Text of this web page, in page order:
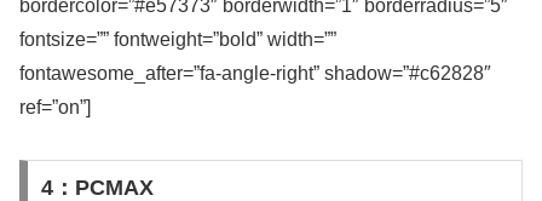
bordercolor=”#e57373″ borderwidth=”1″ borderradius=”5″
fontsize=”” fontweight=”bold” width=””
fontawesome_after=”fa-angle-right” shadow=”#c62828″
ref=”on”]
4：PCMAX